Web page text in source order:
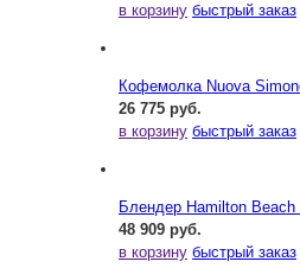
в корзину быстрый заказ
Кофемолка Nuova
26 775 руб.
в корзину быстрый заказ
Блендер Hamilton Beach
48 909 руб.
в корзину быстрый заказ